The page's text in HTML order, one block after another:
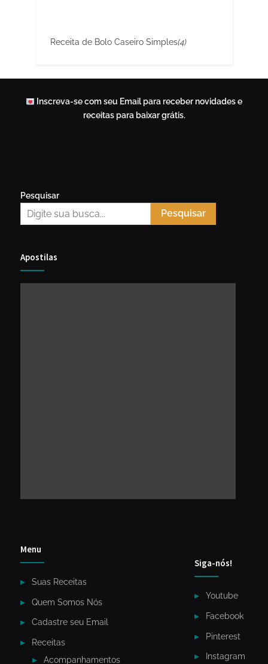
Receita de Bolo Caseiro Simples(4)
Inscreva-se com seu Email para receber novidades e
receitas para baixar grátis.
Pesquisar
Pesquisar
Apostilas
Menu
Suas Receitas
Quem Somos Nós
Cadastre seu Email
Receitas
Acompanhamentos
Siga-nós!
Youtube
Facebook
Pinterest
Instagram